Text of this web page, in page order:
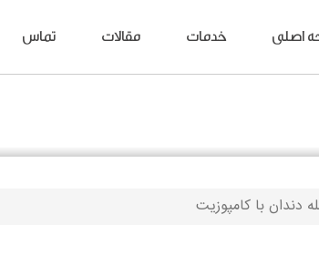
اصلی خدمات مقالات تماس
دندان با کامپوزیت